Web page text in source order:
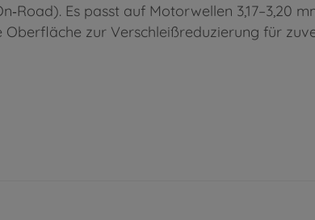
Es passt auf Motorwellen 3,17–3,20
zur Verschleißreduzierung für